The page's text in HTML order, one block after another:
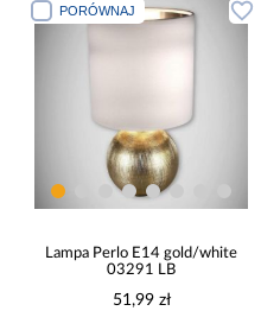
PORÓWNAJ
Lampa Perlo E14 gold/white
03291 LB
51,99 zł